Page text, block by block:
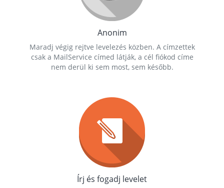
Anonim
Maradj végig rejtve levelezés közben. A címzettek
csak a MailService címed látják, a cél fiókod címe
nem derül ki sem most, sem később.
Írj és fogadj levelet